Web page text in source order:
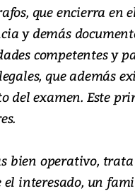
que encierra en
y demás
competentes y
que además
del examen. Este
bien operativo,
interesado, un